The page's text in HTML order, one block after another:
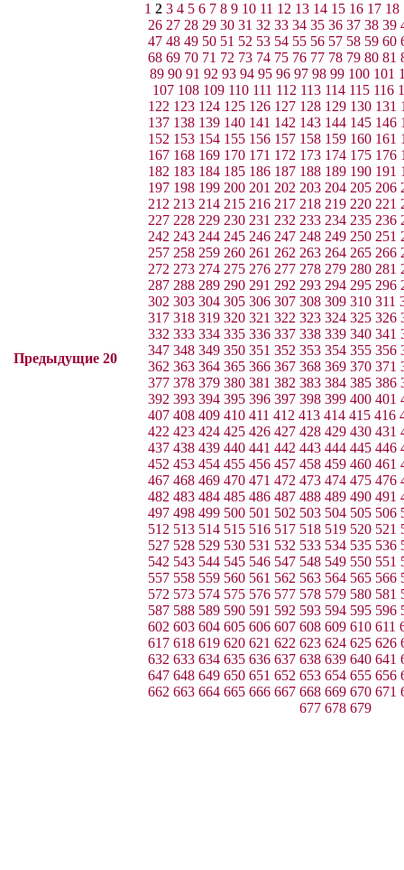
Предыдущие 20
1 2 3 4 5 6 7 8 9 10 11 12 13 14 15 16 17 18
26 27 28 29 30 31 32 33 34 35 36 37 38 39
47 48 49 50 51 52 53 54 55 56 57 58 59 60
68 69 70 71 72 73 74 75 76 77 78 79 80 81
89 90 91 92 93 94 95 96 97 98 99 100 101
107 108 109 110 111 112 113 114 115 116
122 123 124 125 126 127 128 129 130 131
137 138 139 140 141 142 143 144 145 146
152 153 154 155 156 157 158 159 160 161
167 168 169 170 171 172 173 174 175 176
182 183 184 185 186 187 188 189 190 191
197 198 199 200 201 202 203 204 205 206
212 213 214 215 216 217 218 219 220 221
227 228 229 230 231 232 233 234 235 236
242 243 244 245 246 247 248 249 250 251
257 258 259 260 261 262 263 264 265 266
272 273 274 275 276 277 278 279 280 281
287 288 289 290 291 292 293 294 295 296
302 303 304 305 306 307 308 309 310 311
317 318 319 320 321 322 323 324 325 326
332 333 334 335 336 337 338 339 340 341
347 348 349 350 351 352 353 354 355 356
362 363 364 365 366 367 368 369 370 371
377 378 379 380 381 382 383 384 385 386
392 393 394 395 396 397 398 399 400 401
407 408 409 410 411 412 413 414 415 416
422 423 424 425 426 427 428 429 430 431
437 438 439 440 441 442 443 444 445 446
452 453 454 455 456 457 458 459 460 461
467 468 469 470 471 472 473 474 475 476
482 483 484 485 486 487 488 489 490 491
497 498 499 500 501 502 503 504 505 506
512 513 514 515 516 517 518 519 520 521
527 528 529 530 531 532 533 534 535 536
542 543 544 545 546 547 548 549 550 551
557 558 559 560 561 562 563 564 565 566
572 573 574 575 576 577 578 579 580 581
587 588 589 590 591 592 593 594 595 596
602 603 604 605 606 607 608 609 610 611
617 618 619 620 621 622 623 624 625 626
632 633 634 635 636 637 638 639 640 641
647 648 649 650 651 652 653 654 655 656
662 663 664 665 666 667 668 669 670 671
677 678 679